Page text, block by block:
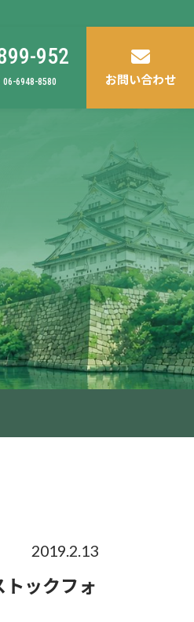
952
06-6948-8580 お問い合わせ
2019.2.13
ックフォ